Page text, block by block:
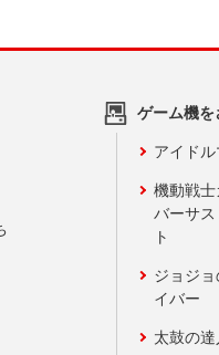
ゲーム機を
アイド
機動戦
バーサ
ト
ジョジ
イバー
太鼓の達